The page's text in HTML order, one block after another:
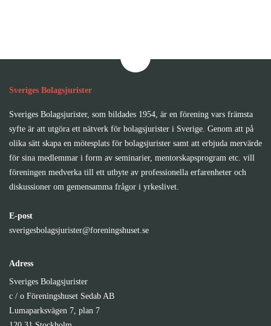
Sveriges Bolagsjurister
Sveriges Bolagsjurister, som bildades 1954, är en förening vars främsta
syfte är att utgöra ett nätverk för bolagsjurister i Sverige. Genom att på
olika sätt skapa en mötesplats för bolagsjurister samt att erbjuda mervärde
för sina medlemmar i form av seminarier, mentorskapsprogram etc. vill
föreningen medverka till ett utbyte av professionella erfarenheter och
diskussioner om gemensamma frågor i yrkeslivet.
E-post
sverigesbolagsjurister@foreningshuset.se
Adress
Sveriges Bolagsjurister
c / o Föreningshuset Sedab AB
Lumaparksvägen 7, plan 7